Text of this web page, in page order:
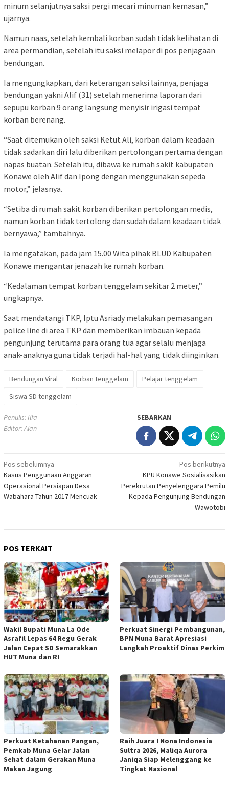
minum selanjutnya saksi pergi mecari minuman kemasan,”
ujarnya.
Namun naas, setelah kembali korban sudah tidak kelihatan di
area permandian, setelah itu saksi melapor di pos penjagaan
bendungan.
Ia mengungkapkan, dari keterangan saksi lainnya, penjaga
bendungan yakni Alif (31) setelah menerima laporan dari
sepupu korban 9 orang langsung menyisir irigasi tempat
korban berenang.
“Saat ditemukan oleh saksi Ketut Ali, korban dalam keadaan
tidak sadarkan diri lalu diberikan pertolongan pertama dengan
napas buatan. Setelah itu, dibawa ke rumah sakit kabupaten
Konawe oleh Alif dan Ipong dengan menggunakan sepeda
motor,” jelasnya.
“Setiba di rumah sakit korban diberikan pertolongan medis,
namun korban tidak tertolong dan sudah dalam keadaan tidak
bernyawa,” tambahnya.
Ia mengatakan, pada jam 15.00 Wita pihak BLUD Kabupaten
Konawe mengantar jenazah ke rumah korban.
“Kedalaman tempat korban tenggelam sekitar 2 meter,”
ungkapnya.
Saat mendatangi TKP, Iptu Asriady melakukan pemasangan
police line di area TKP dan memberikan imbauan kepada
pengunjung terutama para orang tua agar selalu menjaga
anak-anaknya guna tidak terjadi hal-hal yang tidak diinginkan.
Bendungan Viral Korban tenggelam
Pelajar tenggelam
Siswa SD tenggelam
Penulis: Ilfa
Editor: Alan
SEBARKAN
Navigasi
pos
Pos sebelumnya
Kasus Penggunaan Anggaran
Operasional Persiapan Desa
Wabahara Tahun 2017 Mencuak
Pos berikutnya
KPU Konawe Sosialisasikan
Perekrutan Penyelenggara Pemilu
Kepada Pengunjung Bendungan
Wawotobi
POS TERKAIT
Wakil Bupati Muna La Ode
Asrafil Lepas 64 Regu Gerak
Jalan Cepat SD Semarakkan
HUT Muna dan RI
Perkuat Sinergi Pembangunan,
BPN Muna Barat Apresiasi
Langkah Proaktif Dinas Perkim
Perkuat Ketahanan Pangan,
Pemkab Muna Gelar Jalan
Sehat dalam Gerakan Muna
Makan Jagung
Raih Juara I Nona Indonesia
Sultra 2026, Maliqa Aurora
Janiqa Siap Melenggang ke
Tingkat Nasional